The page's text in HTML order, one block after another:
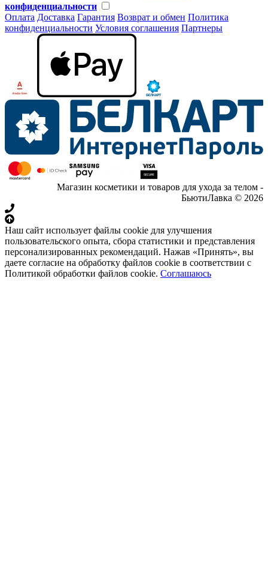
конфиденциальности
Оплата Доставка Гарантия Возврат и обмен Политика
конфиденциальности Условия соглашения Партнеры
Магазин косметики и товаров для ухода за телом -
БьютиЛавка © 2026
Наш сайт использует файлы cookie для улучшения
пользовательского опыта, сбора статистики и представления
персонализированных рекомендаций. Нажав «Принять», вы
даете согласие на обработку файлов cookie в соответствии с
Политикой обработки файлов cookie. Соглашаюсь